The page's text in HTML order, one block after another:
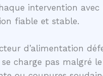
intervention avec
fiable et stable.
d’alimentation
charge pas malgré